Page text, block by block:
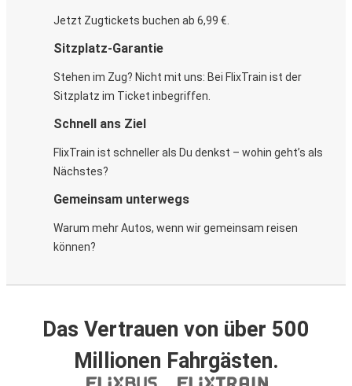
Jetzt Zugtickets buchen ab 6,99 €.
Sitzplatz-Garantie
Stehen im Zug? Nicht mit uns: Bei FlixTrain ist der
Sitzplatz im Ticket inbegriffen.
Schnell ans Ziel
FlixTrain ist schneller als Du denkst – wohin geht’s als
Nächstes?
Gemeinsam unterwegs
Warum mehr Autos, wenn wir gemeinsam reisen
können?
Das Vertrauen von über 500
Millionen Fahrgästen.